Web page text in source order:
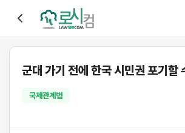
군대 가기 전에 한국 시민권 포기할
국제관계법